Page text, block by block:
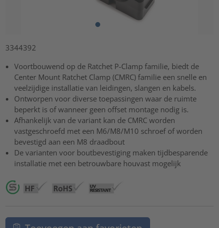
3344392
Voortbouwend op de Ratchet P-Clamp familie, biedt de
Center Mount Ratchet Clamp (CMRC) familie een snelle en
veelzijdige installatie van leidingen, slangen en kabels.
Ontworpen voor diverse toepassingen waar de ruimte
beperkt is of wanneer geen offset montage nodig is.
Afhankelijk van de variant kan de CMRC worden
vastgeschroefd met een M6/M8/M10 schroef of worden
bevestigd aan een M8 draadbout
De varianten voor boutbevestiging maken tijdbesparende
installatie met een betrouwbare houvast mogelijk